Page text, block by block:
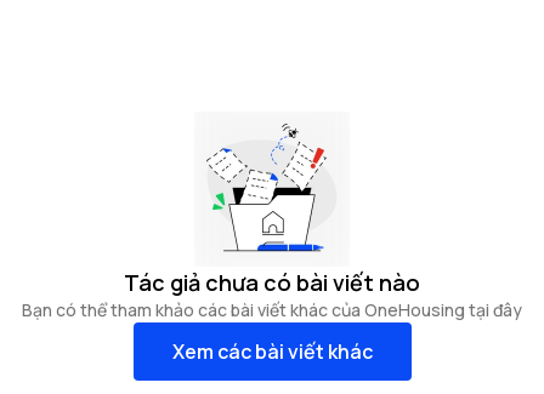
Tác giả chưa có bài viết nào
Bạn có thể tham khảo các bài viết khác của OneHousing tại đây
Xem các bài viết khác